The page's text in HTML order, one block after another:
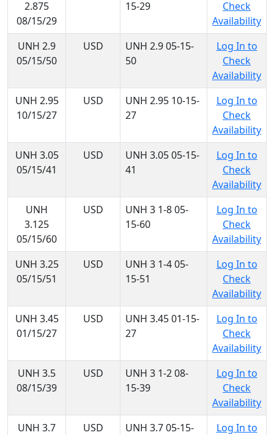
2.875
08/15/29
15-29
Check
Availability
UNH 2.9
05/15/50
USD
UNH 2.9 05-15-
50
Log In to
Check
Availability
UNH 2.95
10/15/27
USD
UNH 2.95 10-15-
27
Log In to
Check
Availability
UNH 3.05
05/15/41
USD
UNH 3.05 05-15-
41
Log In to
Check
Availability
UNH
3.125
05/15/60
USD
UNH 3 1-8 05-
15-60
Log In to
Check
Availability
UNH 3.25
05/15/51
USD
UNH 3 1-4 05-
15-51
Log In to
Check
Availability
UNH 3.45
01/15/27
USD
UNH 3.45 01-15-
27
Log In to
Check
Availability
UNH 3.5
08/15/39
USD
UNH 3 1-2 08-
15-39
Log In to
Check
Availability
UNH 3.7
USD
UNH 3.7 05-15-
Log In to